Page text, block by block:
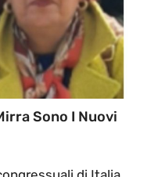
Sono I Nuovi